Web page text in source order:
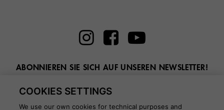
ABONNIEREN SIE SICH AUF UNSEREN NEWSLETTER!
COOKIES SETTINGS
We use our own cookies for technical purposes and